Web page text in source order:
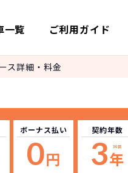
一覧 ご利用ガイド
ス詳細・料金
ボーナス払い
0円
契約年数
3年
36回